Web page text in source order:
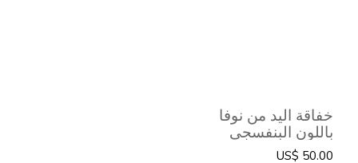
خفاقة اليد من نوفا
باللون البنفسجي
US$ 50.00